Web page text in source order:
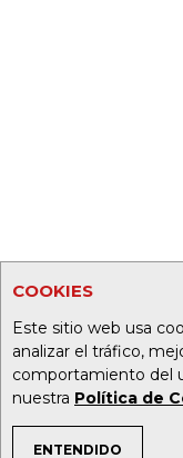
COOKIES
Este sitio web usa
analizar el tráfico,
comportamiento del
nuestra Política de
ENTENDIDO